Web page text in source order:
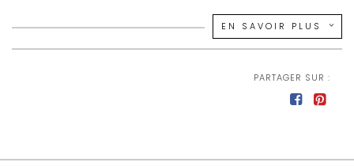
véritable soutien point par point
Une face de couchage toutes saisons : Softcare
nature résiliente, permet un accueil
enveloppant.) et 640 gr de laine française
EN SAVOIR PLUS
PARTAGER SUR :